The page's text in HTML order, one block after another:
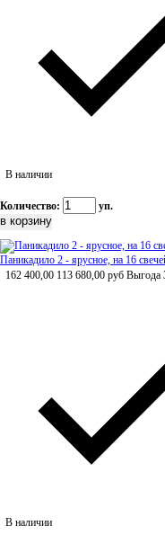
В наличии
Количество: уп.
Паникадило 2 - ярусное, на 16
162 400,00 113 680,00 руб Выгода
В наличии